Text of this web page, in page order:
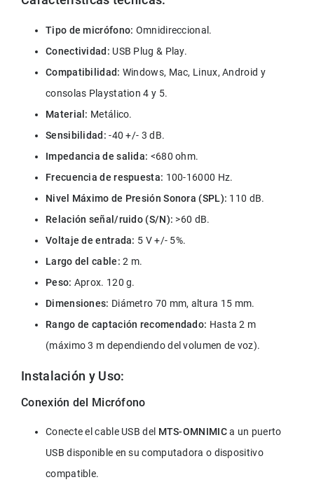
Tipo de micrófono: Omnidireccional.
Conectividad: USB Plug & Play.
Compatibilidad: Windows, Mac, Linux, Android y
consolas Playstation 4 y 5.
Material: Metálico.
Sensibilidad: -40 +/- 3 dB.
Impedancia de salida: <680 ohm.
Frecuencia de respuesta: 100-16000 Hz.
Nivel Máximo de Presión Sonora (SPL): 110 dB.
Relación señal/ruido (S/N): >60 dB.
Voltaje de entrada: 5 V +/- 5%.
Largo del cable: 2 m.
Peso: Aprox. 120 g.
Dimensiones: Diámetro 70 mm, altura 15 mm.
Rango de captación recomendado: Hasta 2 m
(máximo 3 m dependiendo del volumen de voz).
Instalación y Uso:
Conexión del Micrófono
Conecte el cable USB del MTS-OMNIMIC a un puerto
USB disponible en su computadora o dispositivo
compatible.